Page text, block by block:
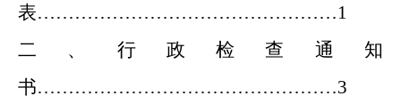
表…………………………………………1
二、行政检查通知
书…………………………………………3